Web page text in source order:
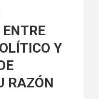
Y
RAZÓN